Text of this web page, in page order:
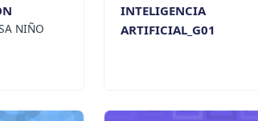
NIÑO
INTELIGENCIA
ARTIFICIAL_G01